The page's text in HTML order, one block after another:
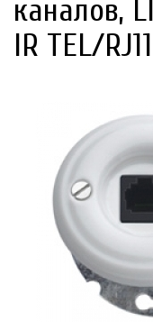
каналов,
IR TEL/RJ11